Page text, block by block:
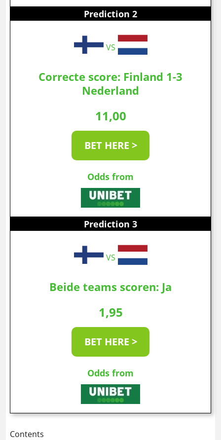
Prediction 2
VS
Correcte score: Finland 1-3
Nederland
11,00
BET HERE >
Odds from
Prediction 3
VS
Beide teams scoren: Ja
1,95
BET HERE >
Odds from
Contents